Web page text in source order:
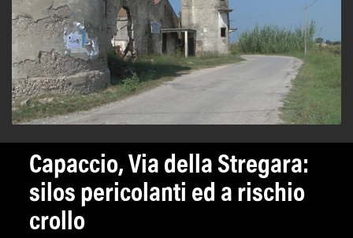
Capaccio, Via della Stregara:
silos pericolanti ed a rischio
crollo